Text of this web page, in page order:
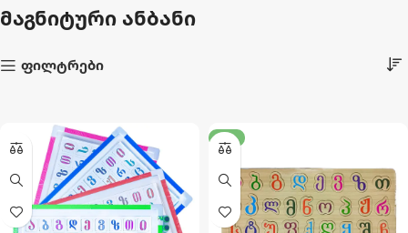
44 პროდუქტი
მაგნიტური ანბანი
ფილტრები
-20%